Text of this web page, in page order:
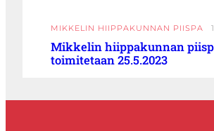
MIKKELIN HIIPPAKUNNAN PIISPA
Mikkelin hiippakunnan
toimitetaan 25.5.2023